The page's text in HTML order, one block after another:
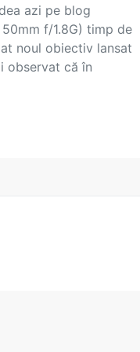
azi pe blog
f/1.8G) timp de
noul obiectiv lansat
observat că în